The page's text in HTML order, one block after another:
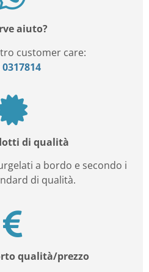
aiuto?
customer care:
0317814
di qualità
a bordo e secondo i
di qualità.
qualità/prezzo